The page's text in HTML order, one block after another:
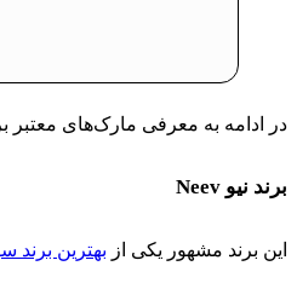
در ادامه به معرفی مارک‌های معتبر
برند نیو Neev
این برند مشهور یکی از بهترین برند